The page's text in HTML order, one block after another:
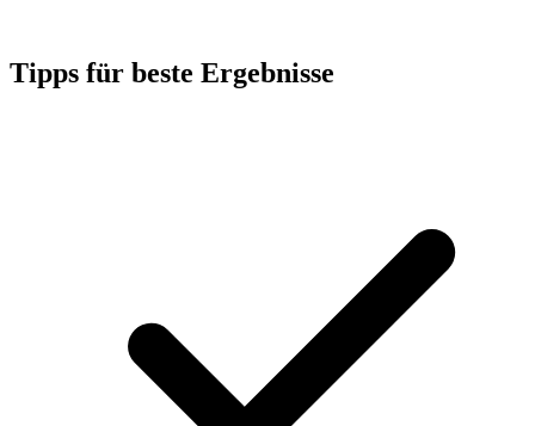
Tipps für beste Ergebnisse